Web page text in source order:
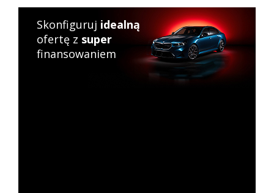
Skonfiguruj idealną
ofertę z super
finansowaniem